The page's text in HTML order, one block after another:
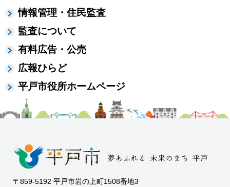
情報管理・住民監査
監査について
有料広告・公売
広報ひらど
平戸市役所ホームページ
〒859-5192 平戸市岩の上町1508番地3